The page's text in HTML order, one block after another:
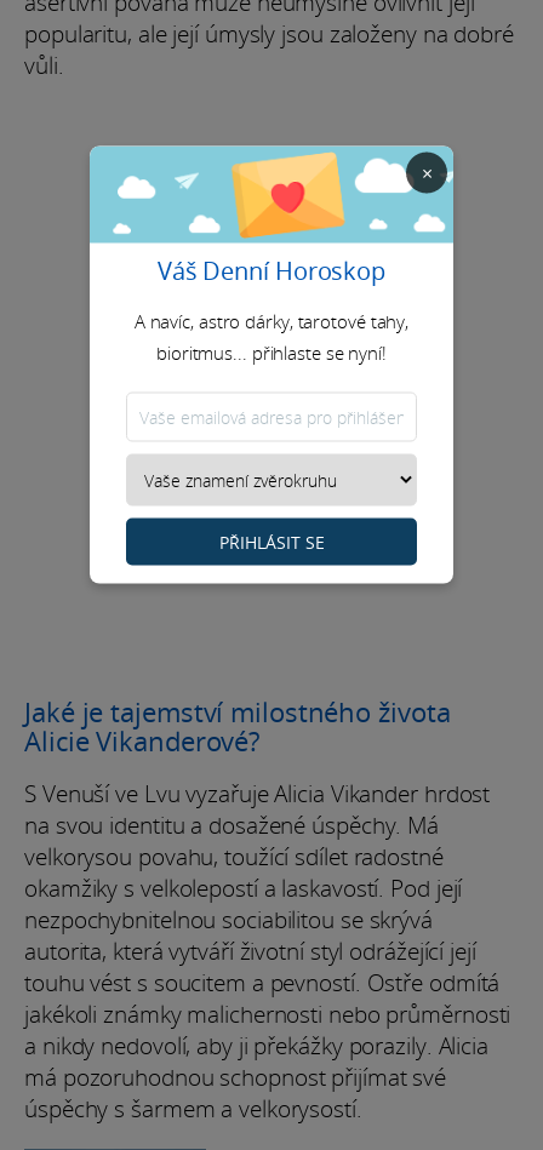
popularitu, ale její úmysly jsou založeny na dobré
vůli.
Jaké je tajemství milostného života
Alicie Vikanderové?
S Venuší ve Lvu vyzařuje Alicia Vikander hrdost
na svou identitu a dosažené úspěchy. Má
velkorysou povahu, toužící sdílet radostné
okamžiky s velkolepostí a laskavostí. Pod její
nezpochybnitelnou sociabilitou se skrývá
autorita, která vytváří životní styl odrážející její
touhu vést s soucitem a pevností. Ostře odmítá
jakékoli známky malichernosti nebo průměrnosti
a nikdy nedovolí, aby ji překážky porazily. Alicia
má pozoruhodnou schopnost přijímat své
úspěchy s šarmem a velkorysostí.
×
Váš Denní Horoskop
A navíc, astro dárky, tarotové tahy,
bioritmus... přihlaste se nyní!
PŘIHLÁSIT SE